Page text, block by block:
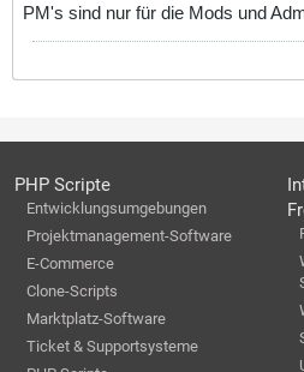
PM's sind nur für die Mods und
PHP Scripte
Entwicklungsumgebungen
Projektmanagement-Software
E-Commerce
Clone-Scripts
Marktplatz-Software
Ticket & Supportsysteme